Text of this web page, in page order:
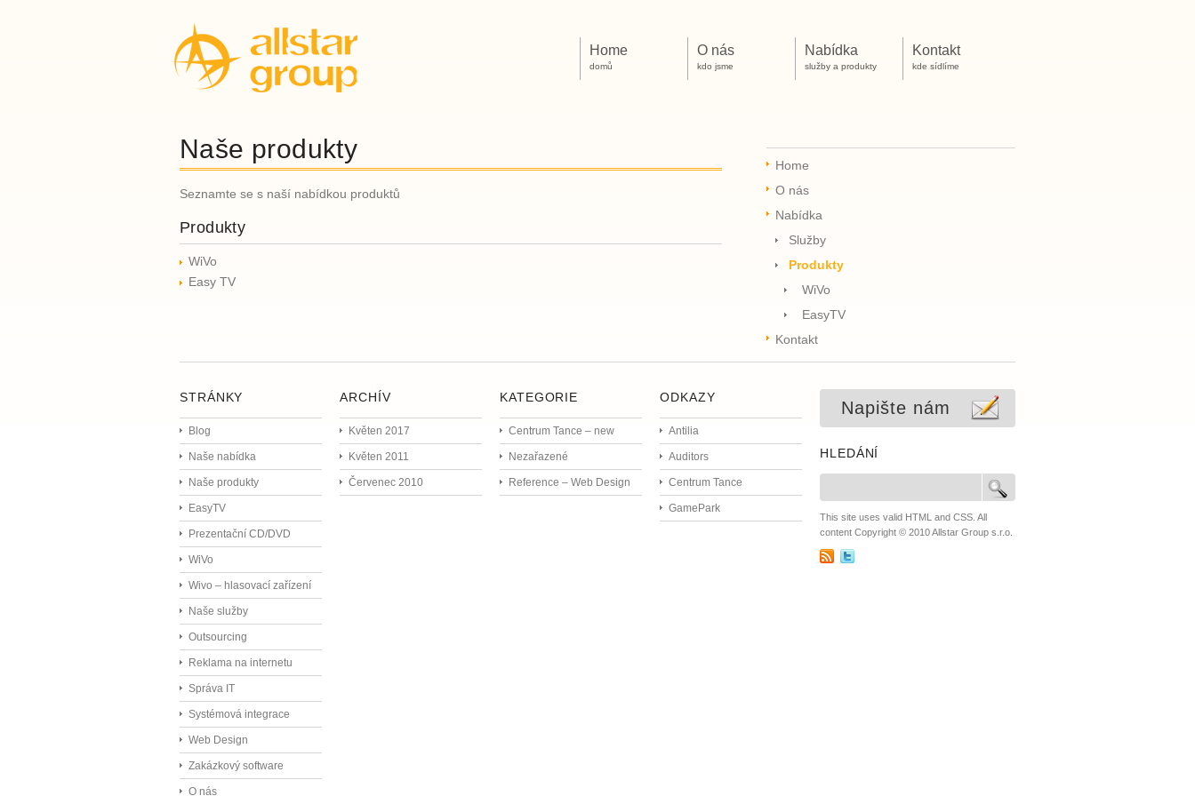
Home
domů
O nás
kdo jsme
Nabídka
služby a produkty
Kontakt
kde sídlíme
Naše produkty
Seznamte se s naší nabídkou produktů
Produkty
WiVo
Easy TV
Home
O nás
Nabídka
Služby
Produkty
WiVo
EasyTV
Kontakt
STRÁNKY
Blog
Naše nabídka
Naše produkty
EasyTV
Prezentační CD/DVD
WiVo
Wivo – hlasovací zařízení
Naše služby
Outsourcing
Reklama na internetu
Správa IT
Systémová integrace
Web Design
Zakázkový software
O nás
ARCHÍV
Květen 2017
Květen 2011
Červenec 2010
KATEGORIE
Centrum Tance – new
Nezařazené
Reference – Web Design
ODKAZY
Antilia
Auditors
Centrum Tance
GamePark
Napište nám
HLEDÁNÍ
This site uses valid HTML and CSS. All
content Copyright © 2010 Allstar Group s.r.o.